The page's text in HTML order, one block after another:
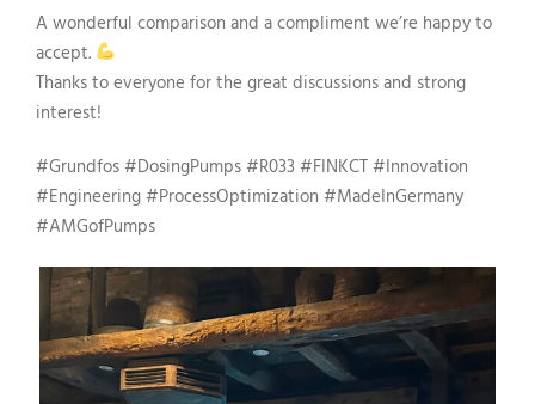
A wonderful comparison and a compliment we’re happy to
accept.
Thanks to everyone for the great discussions and strong
interest!
#Grundfos #DosingPumps #R033 #FINKCT #Innovation
#Engineering #ProcessOptimization #MadeInGermany
#AMGofPumps